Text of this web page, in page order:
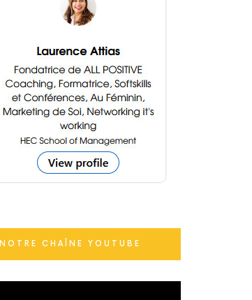
NOTRE CHAÎNE YOUTUBE